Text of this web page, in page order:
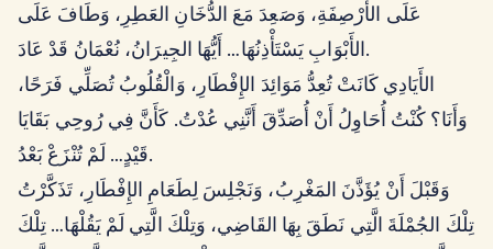
عَلَى الأَرْصِفَةِ، وَصَعِدَ مَعَ الدُّخَانِ العَطِرِ، وَطَافَ عَلَى
الأَبْوَابِ يَسْتَأْذِنُهَا… أَيُّهَا الجِيرَانُ، نُعْمَانُ قَدْ عَادَ.
الأَيَادِي كَانَتْ تُعِدُّ مَوَائِدَ الإِفْطَارِ، وَالْقُلُوبُ تُصَلِّي فَرَحًا،
وَأَنَا؟ كُنْتُ أُحَاوِلُ أَنْ أُصَدِّقَ أَنَّنِي عُدْتُ. كَأَنَّ فِي رُوحِي بَقَايَا
قَيْدٍ… لَمْ تُنْزَعْ بَعْدُ.
وَقَبْلَ أَنْ يُؤَذَّنَ المَغْرِبُ، وَنَجْلِسَ لِطَعَامِ الإِفْطَارِ، تَذَكَّرْتُ
تِلْكَ الجُمْلَةَ الَّتِي نَطَقَ بِهَا القَاضِي، وَتِلْكَ الَّتِي لَمْ يَقُلْهَا… تِلْكَ